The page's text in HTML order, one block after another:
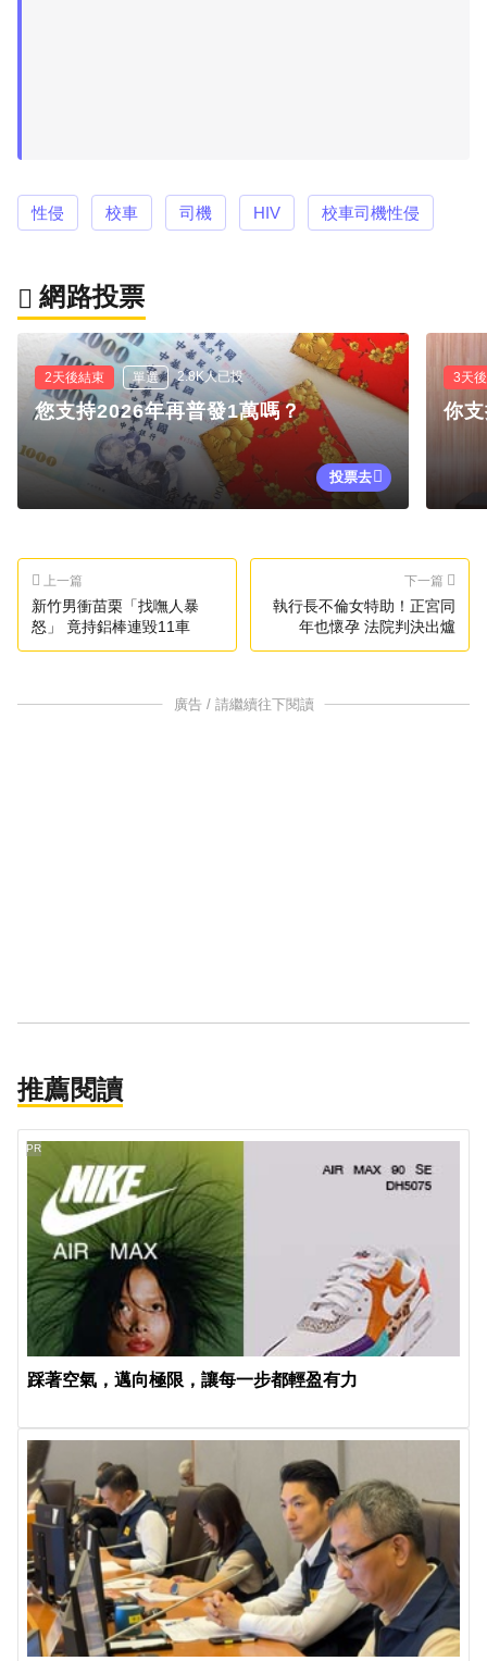
性侵 校車 司機 HIV 校車司機性侵
網路投票
2天後結束 單選 2.8K人已投
您支持2026年再普發1萬嗎？
投票去
3天
你
上一篇
新竹男衝苗栗「找嘸人暴
怒」 竟持鋁棒連毀11車
下一篇
執行長不倫女特助！正宮同
年也懷孕 法院判決出爐
廣告 / 請繼續往下閱讀
推薦閱讀
踩著空氣，邁向極限，讓每一步都輕盈有力
PR